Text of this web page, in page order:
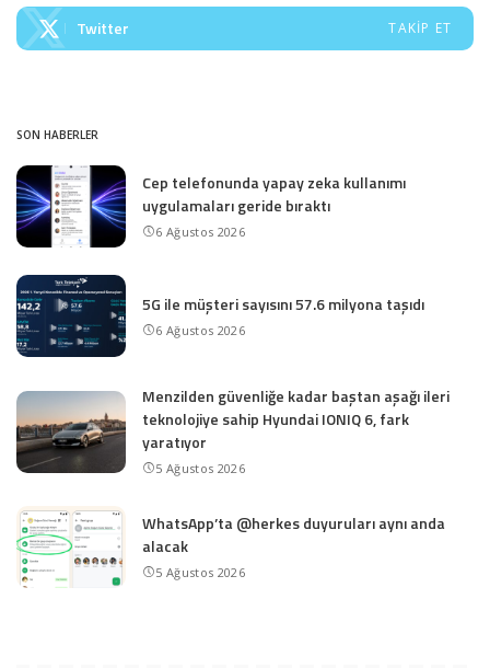
Twitter TAKIP ET
SON HABERLER
Cep telefonunda yapay zeka kullanımı
uygulamaları geride bıraktı
6 Ağustos 2026
5G ile müşteri sayısını 57.6 milyona taşıdı
6 Ağustos 2026
Menzilden güvenliğe kadar baştan aşağı ileri
teknolojiye sahip Hyundai IONIQ 6, fark
yaratıyor
5 Ağustos 2026
WhatsApp’ta @herkes duyuruları aynı anda
alacak
5 Ağustos 2026